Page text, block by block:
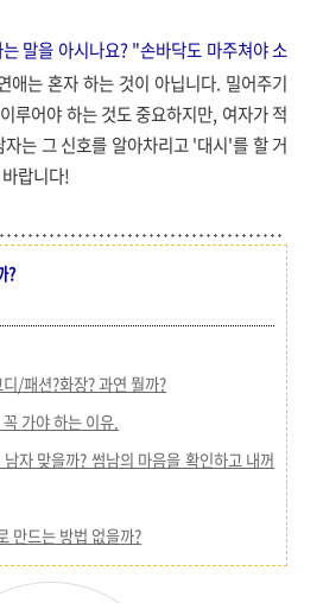
말을 아시나요? "손바닥도 마주쳐야 소
애는 혼자 하는 것이 아닙니다. 밀어주기
루어야 하는 것도 중요하지만, 여자가 적
는 그 신호를 알아차리고 '대시'를 할 거
랍니다!
?
/패션?화장? 과연 뭘까?
가야 하는 이유.
자 맞을까? 썸남의 마음을 확인하고 내꺼
만드는 방법 없을까?